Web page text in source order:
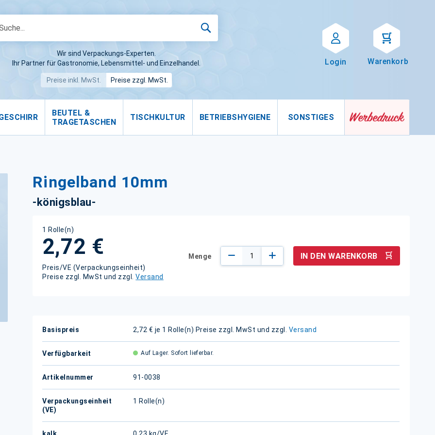
Wir sind Verpackungs-Experten.
Ihr Partner für Gastronomie, Lebensmittel- und Einzelhandel.
Preise inkl. MwSt. Preise zzgl. MwSt.
Login Warenkorb
BEUTEL &
TRAGETASCHEN
TISCHKULTUR BETRIEBSHYGIENE SONSTIGES
Ringelband 10mm
-königsblau-
1 Rolle(n)
2,72 €
Preis/VE (Verpackungseinheit)
Preise zzgl. MwSt und zzgl.Versand
Menge IN DEN WARENKORB
Weitere
Basispreis 2,72 € je 1 Rolle(n) Preise zzgl. MwSt und zzgl. Versand
Verfügbarkeit Auf Lager. Sofort lieferbar.
Artikelnummer 91-0038
Verpackungseinheit
(VE)
1 Rolle(n)